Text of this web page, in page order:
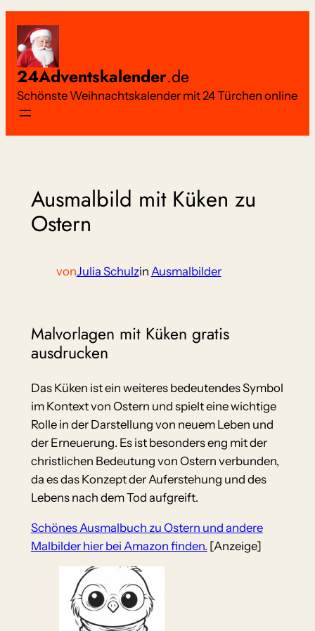
Inhalt
springen
24Adventskalender.de
Schönste Weihnachtskalender mit 24 Türchen online
Ausmalbild mit Küken zu
Ostern
vonJulia Schulzin Ausmalbilder
Malvorlagen mit Küken gratis
ausdrucken
Das Küken ist ein weiteres bedeutendes Symbol
im Kontext von Ostern und spielt eine wichtige
Rolle in der Darstellung von neuem Leben und
der Erneuerung. Es ist besonders eng mit der
christlichen Bedeutung von Ostern verbunden,
da es das Konzept der Auferstehung und des
Lebens nach dem Tod aufgreift.
Schönes Ausmalbuch zu Ostern und andere
Malbilder hier bei Amazon finden. [Anzeige]